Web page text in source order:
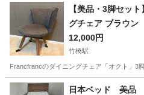
東京 新宿区 東新宿駅 ベッド
【美品・3脚セッ
グチェア ブラウン
12,000円
竹橋駅
Francfrancのダイニングチェア「オクト」3
東京 千代田区 竹橋駅 椅子
日本ベッド 美品